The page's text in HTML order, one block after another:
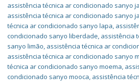
assistência técnica ar condicionado sanyo
assistência técnica ar condicionado sanyo
técnica ar condicionado sanyo lapa,
condicionado sanyo liberdade, assistência
sanyo limão, assistência técnica ar
assistência técnica ar condicionado sanyo
técnica ar condicionado sanyo moema,
condicionado sanyo mooca, assistência